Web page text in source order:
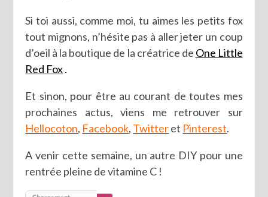
Si toi aussi, comme moi, tu aimes les petits fox
tout mignons, n’hésite pas à aller jeter un coup
d’oeil à la boutique de la créatrice de One Little
Red Fox.
Et sinon, pour être au courant de toutes mes
prochaines actus, viens me retrouver sur
Hellocoton, Facebook, Twitteret Pinterest.
A venir cette semaine, un autre DIY pour une
rentrée pleine de vitamine C !